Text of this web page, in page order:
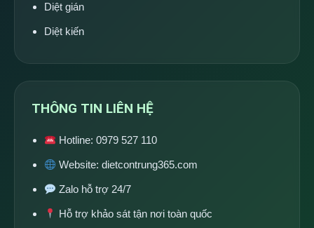
Diệt gián
Diệt kiến
THÔNG TIN LIÊN HỆ
Hotline:0979 527 110
Website:dietcontrung365.com
Zalo hỗ trợ 24/7
Hỗ trợ khảo sát tận nơi toàn quốc